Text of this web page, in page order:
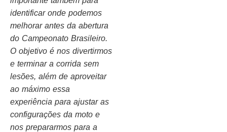
identificar onde podemos
melhorar antes da abertura
do Campeonato Brasileiro.
O objetivo é nos divertirmos
e terminar a corrida sem
lesões, além de aproveitar
ao máximo essa
experiência para ajustar as
configurações da moto e
nos prepararmos para a